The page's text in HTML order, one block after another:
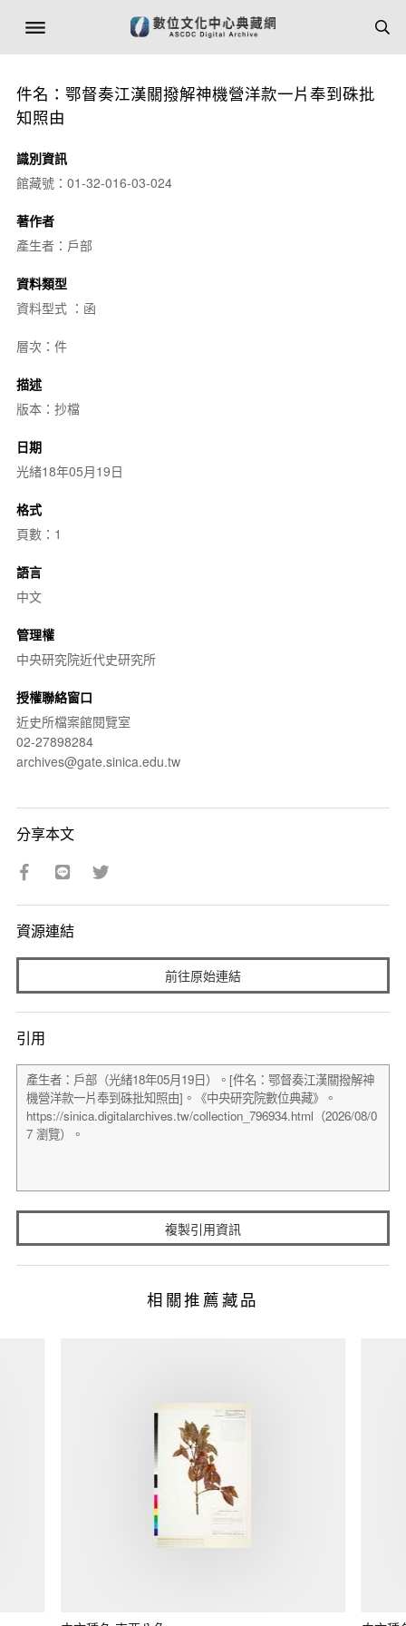
件名：鄂督奏江漢關撥解神機營洋款一片奉到硃批
知照由
識別資訊
館藏號：01-32-016-03-024
著作者
產生者：戶部
資料類型
資料型式 ：函
層次：件
描述
版本：抄檔
日期
光緒18年05月19日
格式
頁數：1
語言
中文
管理權
中央研究院近代史研究所
授權聯絡窗口
近史所檔案館閱覽室
02-27898284
archives@gate.sinica.edu.tw
分享本文
資源連結
前往原始連結
引用
複製引用資訊
相關推薦藏品